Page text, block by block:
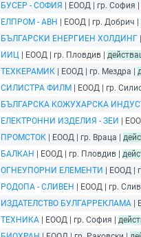
БУСЕР - СОФИЯ | ЕООД | гр. София |
ЕЛПРОМ - АВН | ЕООД | гр. Добрич |
БЪЛГАРСКИ ЕНЕРГИЕН ХОЛДИНГ
ИИЦ | ЕООД | гр. Пловдив |
ТЕХКЕРАМИК | ЕООД | гр. Мездра |
СИЛИСТРА ФИЛМ | ЕООД | гр.
БЪЛГАРСКА КОЖУХАРСКА
ЕЛЕКТРОННИ ИЗДЕЛИЯ - ЗЕИ |
ПРОМСТОК | ЕООД | гр. Враца |
БАЛКАН | ЕООД | гр. Пловдив |
ОГНЕУПОРНИ ЕЛЕМЕНТИ | ЕООД |
РОДОПА - СЛИВЕН | ЕООД | гр.
ИЗДАТЕЛСТВО БУЛГАРРЕКЛАМА |
ТЕХНИКА | ЕООД | гр. София |